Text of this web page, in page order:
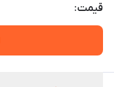
قیمت: